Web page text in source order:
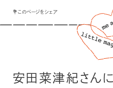
💐このページをシェア
安田菜津紀さん